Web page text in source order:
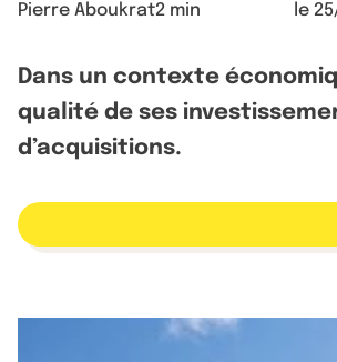
Pierre Aboukrat2 min le
Dans un contexte
qualité de ses
d’acquisitions.